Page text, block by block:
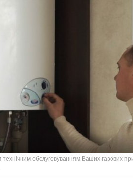
обслуговуванням Ваших газових